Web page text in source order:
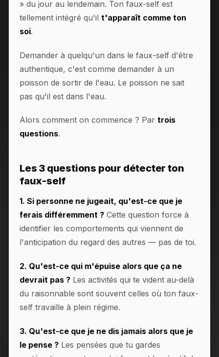
» du jour au lendemain. Ton faux-self est
tellement intégré qu'il t'apparaît comme ton
soi.
Demander à quelqu'un dans le faux-self d'être
authentique, c'est comme demander à un
poisson de sortir de l'eau. Le poisson ne sait
pas qu'il est dans l'eau.
Alors comment on commence ? Par trois
questions.
Les 3 questions pour détecter ton
faux-self
1. Si personne ne jugeait, qu'est-ce que je
ferais différemment ?Cette question force à
identifier les comportements qui viennent de
l'anticipation du regard des autres — pas de toi.
2. Qu'est-ce qui m'épuise alors que ça ne
devrait pas ?Les activités qui te vident au-delà
du raisonnable sont souvent celles où ton faux-
self travaille à plein régime.
3. Qu'est-ce que je ne dis jamais alors que je
le pense ?Les pensées que tu gardes